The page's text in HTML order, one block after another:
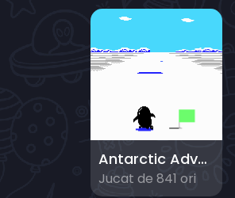
Antarctic Adventure
Jucat de 841 ori